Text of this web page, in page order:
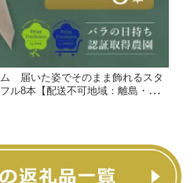
ム 届いた姿でそのまま飾れるスタ
8本【配送不可地域：離島・北海